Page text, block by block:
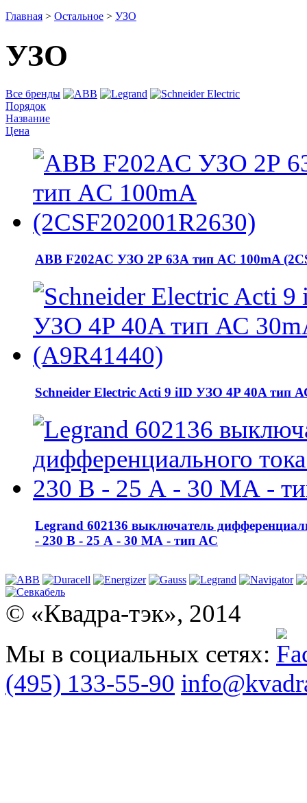
Главная > Остальное > УЗО
УЗО
Все бренды
Порядок
Название
Цена
ABB F202AC УЗО 2Р 63А тип AC 100mA
Schneider Electric Acti 9 iID УЗО 4P 40A тип
Legrand 602136 выключатель
- 230 В - 25 А - 30 МА - тип AC
© «Квадра-тэк», 2014
Мы в социальных сетях:
(495) 133-55-90